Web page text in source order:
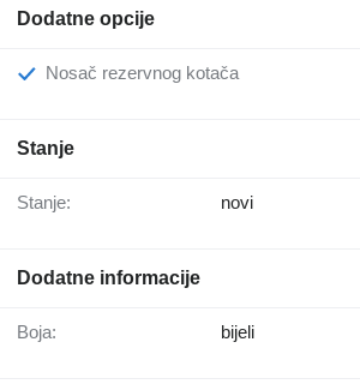
Dodatne opcije
Nosač rezervnog kotača
Stanje
Stanje: novi
Dodatne informacije
Boja: bijeli